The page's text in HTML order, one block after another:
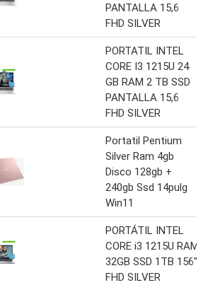
PANTALLA 15,6
FHD SILVER
PORTATIL INTEL
CORE I3 1215U 24
GB RAM 2 TB SSD
PANTALLA 15,6
FHD SILVER
Portatil Pentium
Silver Ram 4gb
Disco 128gb +
240gb Ssd 14pulg
Win11
PORTÁTIL INTEL
CORE i3 1215U RAM
32GB SSD 1TB 156″
FHD SILVER